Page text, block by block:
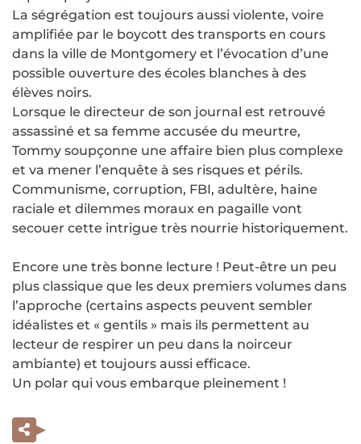
La ségrégation est toujours aussi violente, voire
amplifiée par le boycott des transports en cours
dans la ville de Montgomery et l’évocation d’une
possible ouverture des écoles blanches à des
élèves noirs.
Lorsque le directeur de son journal est retrouvé
assassiné et sa femme accusée du meurtre,
Tommy soupçonne une affaire bien plus complexe
et va mener l’enquête à ses risques et périls.
Communisme, corruption, FBI, adultère, haine
raciale et dilemmes moraux en pagaille vont
secouer cette intrigue très nourrie historiquement.
Encore une très bonne lecture ! Peut-être un peu
plus classique que les deux premiers volumes dans
l’approche (certains aspects peuvent sembler
idéalistes et « gentils » mais ils permettent au
lecteur de respirer un peu dans la noirceur
ambiante) et toujours aussi efficace.
Un polar qui vous embarque pleinement !